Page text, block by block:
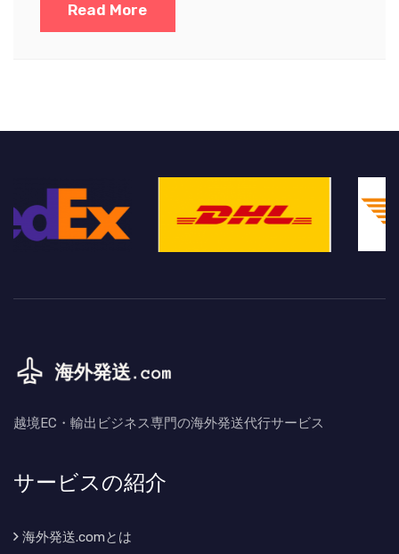
Read More
越境EC・輸出ビジネス専門の海外発送代行サービス
サービスの紹介
海外発送.comとは